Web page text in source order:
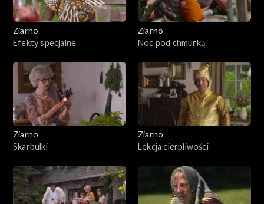
Ziarno
Efekty specjalne
Ziarno
Noc pod chmurką
Ziarno
Skarbulki
Ziarno
Lekcja cierpliwości